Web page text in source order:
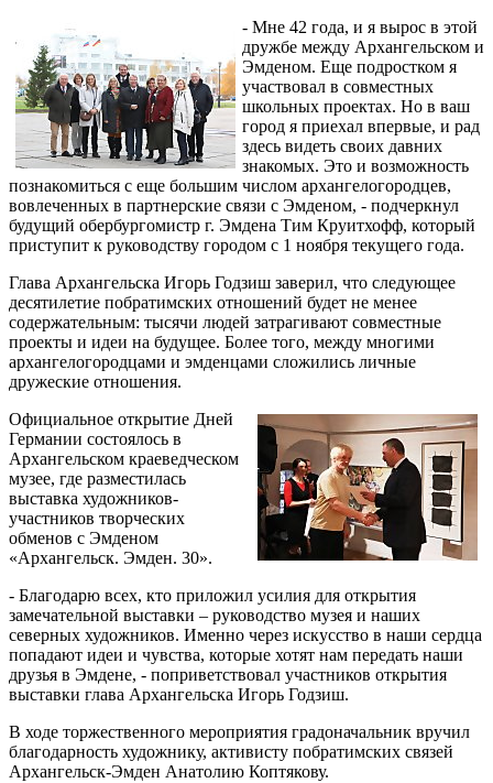
- Мне 42 года, и я вырос в этой
дружбе между Архангельском и
Эмденом. Еще подростком я
участвовал в совместных
школьных проектах. Но в ваш
город я приехал впервые, и рад
здесь видеть своих давних
знакомых. Это и возможность
познакомиться с еще большим числом архангелогородцев,
вовлеченных в партнерские связи с Эмденом, - подчеркнул
будущий обербургомистр г. Эмдена Тим Круитхофф, который
приступит к руководству городом с 1 ноября текущего года.
Глава Архангельска Игорь Годзиш заверил, что следующее
десятилетие побратимских отношений будет не менее
содержательным: тысячи людей затрагивают совместные
проекты и идеи на будущее. Более того, между многими
архангелогородцами и эмденцами сложились личные
дружеские отношения.
Официальное открытие Дней
Германии состоялось в
Архангельском краеведческом
музее, где разместилась
выставка художников-
участников творческих
обменов с Эмденом
«Архангельск. Эмден. 30».
- Благодарю всех, кто приложил усилия для открытия
замечательной выставки – руководство музея и наших
северных художников. Именно через искусство в наши сердца
попадают идеи и чувства, которые хотят нам передать наши
друзья в Эмдене, - поприветствовал участников открытия
выставки глава Архангельска Игорь Годзиш.
В ходе торжественного мероприятия градоначальник вручил
благодарность художнику, активисту побратимских связей
Архангельск-Эмден Анатолию Коптякову.